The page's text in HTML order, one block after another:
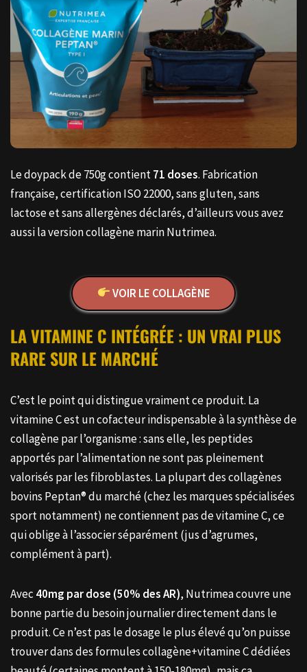
Le doypack de 750g contient71 doses. Fabrication
française, certification ISO 22000, sans gluten, sans
lactose et sans allergènes déclarés, d’ailleurs vous avez
aussi la version collagène marin Nutrimea.
VOIR LE COLLAGÈNE
LA VITAMINE C INTÉGRÉE : UN VRAI PLUS
RARE SUR LE MARCHÉ
C’est le point qui distingue vraiment ce produit. La
vitamine C est un cofacteur indispensable à la synthèse de
collagène par l’organisme : sans elle, les peptides
apportés par l’alimentation ne sont pas pleinement
valorisés par les fibroblastes. La plupart des collagènes
bovins Peptan® du marché (chez les marques spécialisées
sport notamment) ne contiennent pas de vitamine C, ce
qui oblige à l’associer séparément (jus d’agrumes,
complément à part).
Avec 40mg par dose (50% des AR), Nutrimea couvre une
bonne partie du besoin journalier directement dans le
produit. Ce n’est pas le dosage le plus élevé qu’on puisse
trouver dans des formules collagène+vitamine C dédiées